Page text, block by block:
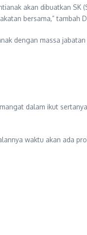
akan dibuatkan SK
bersama,” tambah
dengan massa
dalam ikut
waktu akan ada